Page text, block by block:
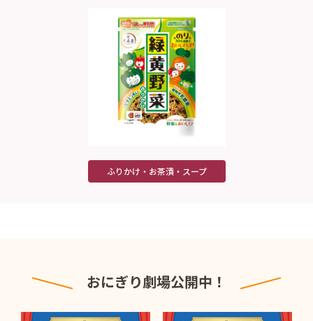
ふりかけ・お茶漬・スープ
おにぎり劇場公開中！